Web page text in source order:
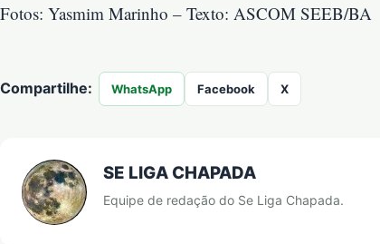
Fotos: Yasmim Marinho – Texto: ASCOM SEEB/BA
Compartilhe: WhatsApp Facebook X
SE LIGA CHAPADA
Equipe de redação do Se Liga Chapada.